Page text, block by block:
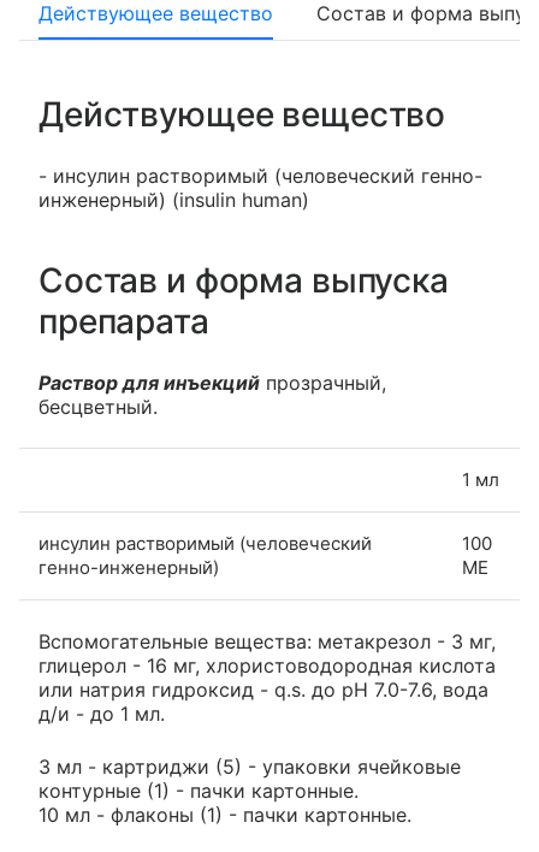
Действующее вещество Состав и форма
Действующее вещество
- инсулин растворимый (человеческий генно-
инженерный) (insulin human)
Состав и форма выпуска
препарата
Раствор для инъекций прозрачный,
бесцветный.
1 мл
инсулин растворимый (человеческий
генно-инженерный)
100
МЕ
Вспомогательные вещества: метакрезол - 3 мг,
глицерол - 16 мг, хлористоводородная кислота
или натрия гидроксид - q.s. до рН 7.0-7.6, вода
д/и - до 1 мл.
3 мл - картриджи (5) - упаковки ячейковые
контурные (1) - пачки картонные.
10 мл - флаконы (1) - пачки картонные.